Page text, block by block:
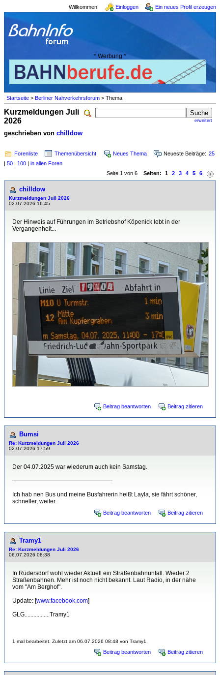
Willkommen! Einloggen Ein neues Profil erzeugen
* Werbung *
Startseite > Berliner Nahverkehrsforum > Thema
erweitert
Kurzmeldungen Juli
2026
geschrieben von chilldow
Forenliste Themenübersicht Neues Thema Neueste Beiträge: 25
| 50 | 100 | in allen Foren
Seite 1 von 6 Seiten: 1 2 3 4 5 6
chilldow
Kurzmeldungen Juli 2026
02.07.2026 16:45
Der Hinweis auf Führungen im Betriebshof Köpenick lebt in der
Vergangenheit...
Beitrag beantworten Beitrag zitieren
Bumsi
Re: Kurzmeldungen Juli 2026
02.07.2026 17:59
Der 04.07.2025 war wiederum auch kein Samstag.
—————————————————
Ich hab nen Bus und meine Busfahrerin heißt Layla, sie fährt schöner,
schneller, weiter.
Beitrag beantworten Beitrag zitieren
Tramy1
Re: Kurzmeldungen Juli 2026
06.07.2026 08:38
In Rüdersdorf wohl wieder Aktuell ein Straßenbahnunfall. Wieder 2
Straßenbahnen. Mehr ist noch nicht bekannt. Laut Radio, in der nähe
vom "Am Berghof".
Update: [www.facebook.com]
GLG.................Tramy1
1 mal bearbeitet. Zuletzt am 06.07.2026 08:48 von Tramy1.
Beitrag beantworten Beitrag zitieren